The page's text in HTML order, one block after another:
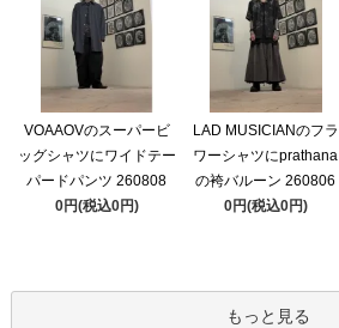
VOAAOVのスーパービ
ッグシャツにワイドテー
パードパンツ 260808
0円(税込0円)
LAD MUSICIANのフラ
ワーシャツにprathana
の袴バルーン 260806
0円(税込0円)
もっと見る